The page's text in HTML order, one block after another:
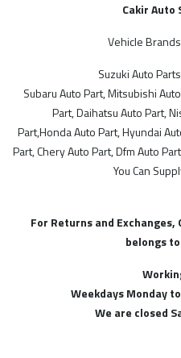
Elektrik- Motor Elektrik
Elektrik- Motor Elektrik
Elektrik- Motor Elektrik
Elektrik- Motor Elektrik
Elektrik- Motor Elektrik
Elektrik- Motor Elektrik
Elektrik- Motor Elektrik
Grand Vitara Yedek Parça
STOK DURUMU
Sadece Stoktakiler
FİYAT ARALIĞI
Cakir Auto
Vehicle
Suzuki Auto
Subaru Auto Part, Mitsubishi
Part, Daihatsu Auto Part,
Part,Honda Auto Part, Hyundai
Part, Chery Auto Part, Dfm Auto
You Can
For Returns and
belongs
Weekdays Monday
We are closed